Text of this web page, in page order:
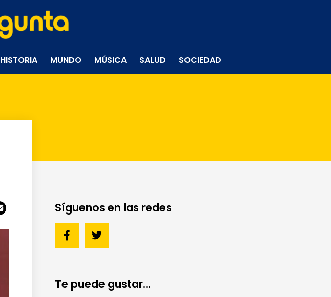
HISTORIA MUNDO MÚSICA SALUD SOCIEDAD
Síguenos en las redes
Te puede gustar...